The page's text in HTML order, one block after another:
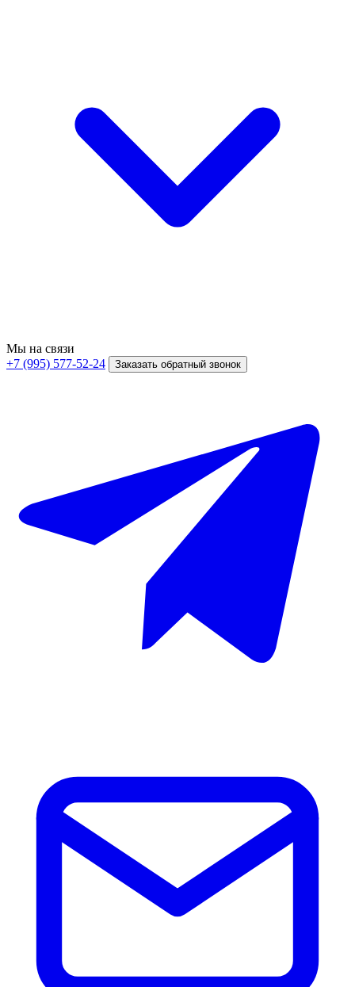
Мы на связи
+7 (995) 577-52-24
Заказать обратный звонок